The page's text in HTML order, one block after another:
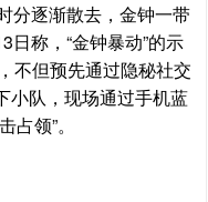
分逐渐散去，金钟一带
称，“金钟暴动”的示
不但预先通过隐秘社交
小队，现场通过手机蓝
领”。